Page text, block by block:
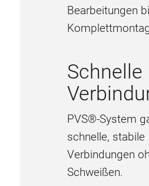
Bearbeitungen
Schnelle
PVS®-System
schnelle, stabile
Verbindungen
Schweißen.